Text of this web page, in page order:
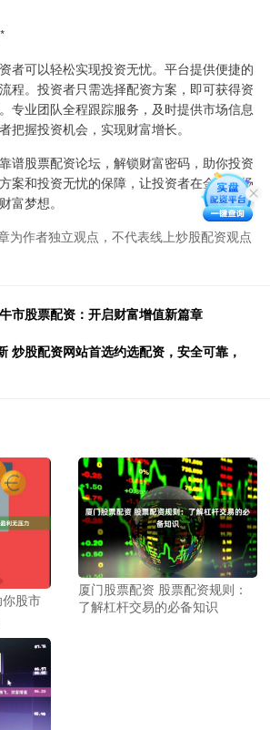
者可以轻松实现投资无忧。平台提供便捷的
程。投资者只需选择配资方案，即可获得资
专业团队全程跟踪服务，及时提供市场信息
把握投资机会，实现财富增长。
谱股票配资论坛，解锁财富密码，助你投资
案和投资无忧的保障，让投资者在金融市场
富梦想。
为作者独立观点，不代表线上炒股配资观点
市股票配资：开启财富增值新篇章
炒股配资网站首选约选配资，安全可靠，
股市
厦门股票配资 股票配资规则：
了解杠杆交易的必备知识